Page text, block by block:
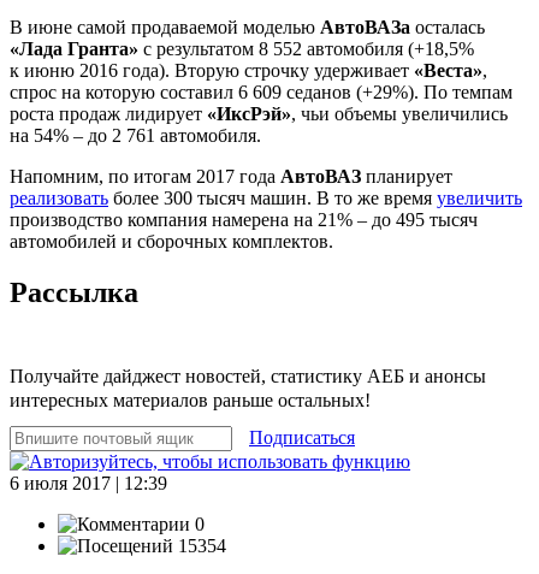
В июне самой продаваемой моделью АвтоВАЗа осталась
«Лада Гранта» с результатом 8 552 автомобиля (+18,5%
к июню 2016 года). Вторую строчку удерживает «Веста»,
спрос на которую составил 6 609 седанов (+29%). По темпам
роста продаж лидирует «ИксРэй», чьи объемы увеличились
на 54% – до 2 761 автомобиля.
Напомним, по итогам 2017 года АвтоВАЗ планирует
реализовать более 300 тысяч машин. В то же время увеличить
производство компания намерена на 21% – до 495 тысяч
автомобилей и сборочных комплектов.
Рассылка
Получайте дайджест новостей, статистику АЕБ и анонсы
интересных материалов раньше остальных!
Подписаться
6 июля 2017 | 12:39
0
15354